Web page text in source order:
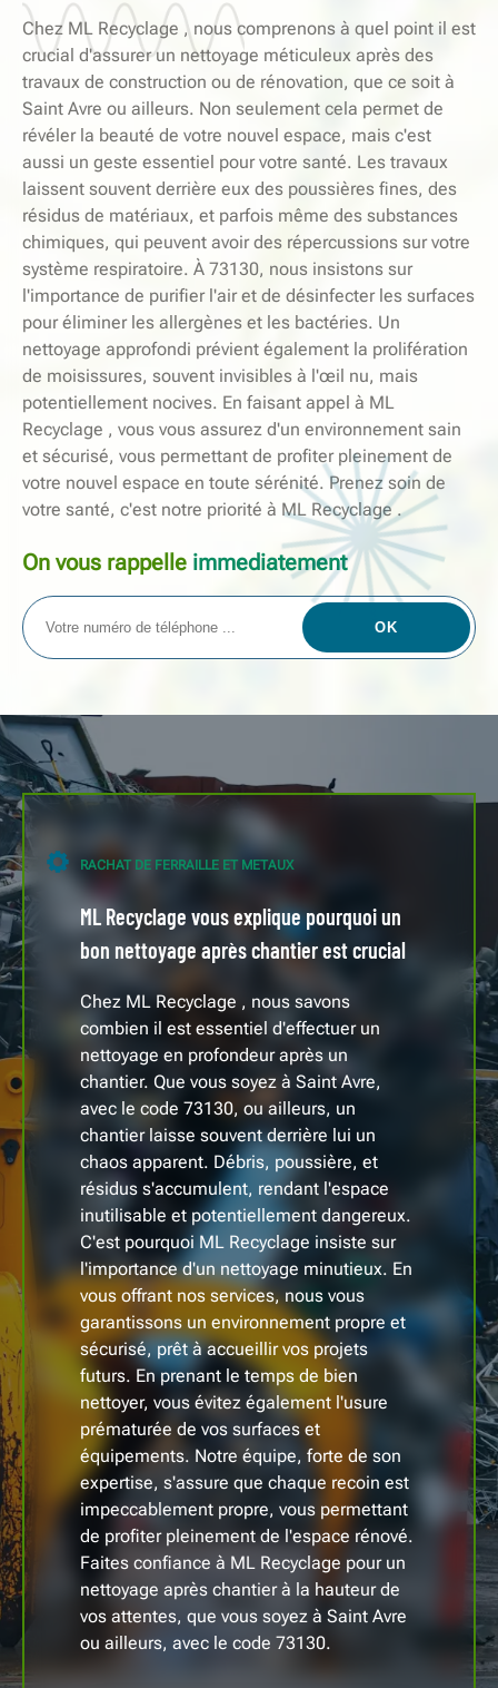
Chez ML Recyclage , nous comprenons à quel point il est
crucial d'assurer un nettoyage méticuleux après des
travaux de construction ou de rénovation, que ce soit à
Saint Avre ou ailleurs. Non seulement cela permet de
révéler la beauté de votre nouvel espace, mais c'est
aussi un geste essentiel pour votre santé. Les travaux
laissent souvent derrière eux des poussières fines, des
résidus de matériaux, et parfois même des substances
chimiques, qui peuvent avoir des répercussions sur votre
système respiratoire. À 73130, nous insistons sur
l'importance de purifier l'air et de désinfecter les surfaces
pour éliminer les allergènes et les bactéries. Un
nettoyage approfondi prévient également la prolifération
de moisissures, souvent invisibles à l'œil nu, mais
potentiellement nocives. En faisant appel à ML
Recyclage , vous vous assurez d'un environnement sain
et sécurisé, vous permettant de profiter pleinement de
votre nouvel espace en toute sérénité. Prenez soin de
votre santé, c'est notre priorité à ML Recyclage .
On vous rappelle immediatement
RACHAT DE FERRAILLE ET METAUX
ML Recyclage vous explique pourquoi un
bon nettoyage après chantier est crucial
Chez ML Recyclage , nous savons
combien il est essentiel d'effectuer un
nettoyage en profondeur après un
chantier. Que vous soyez à Saint Avre,
avec le code 73130, ou ailleurs, un
chantier laisse souvent derrière lui un
chaos apparent. Débris, poussière, et
résidus s'accumulent, rendant l'espace
inutilisable et potentiellement dangereux.
C'est pourquoi ML Recyclage insiste sur
l'importance d'un nettoyage minutieux. En
vous offrant nos services, nous vous
garantissons un environnement propre et
sécurisé, prêt à accueillir vos projets
futurs. En prenant le temps de bien
nettoyer, vous évitez également l'usure
prématurée de vos surfaces et
équipements. Notre équipe, forte de son
expertise, s'assure que chaque recoin est
impeccablement propre, vous permettant
de profiter pleinement de l'espace rénové.
Faites confiance à ML Recyclage pour un
nettoyage après chantier à la hauteur de
vos attentes, que vous soyez à Saint Avre
ou ailleurs, avec le code 73130.